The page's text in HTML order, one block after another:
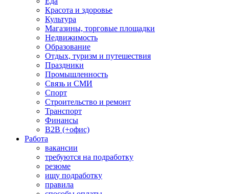
Красота и здоровье
Культура
Магазины, торговые площадки
Недвижимость
Образование
Отдых, туризм и путешествия
Праздники
Промышленность
Связь и СМИ
Спорт
Строительство и ремонт
Транспорт
Финансы
B2B (+офис)
Работа
вакансии
требуются на подработку
резюме
ищу подработку
правила